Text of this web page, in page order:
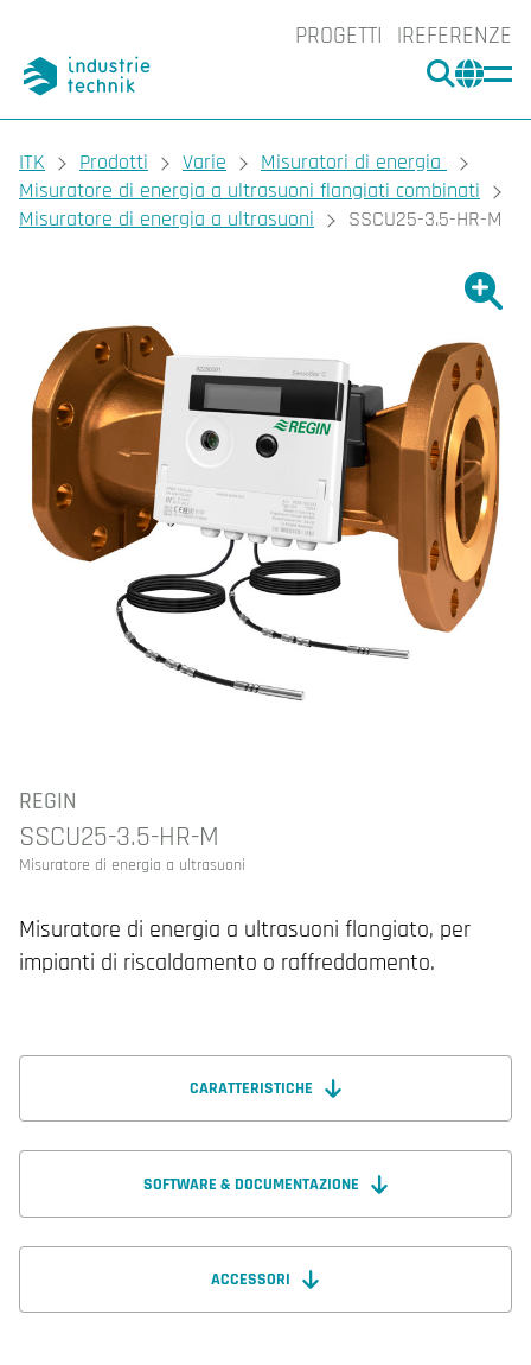
PROGETTI REFERENZE
CERCA
You are here:
ITK Prodotti Varie
Misuratori di energia
Misuratore di energia a ultrasuoni flangiati combinati
Misuratore di energia a ultrasuoni
SSCU25-3.5-HR-M
REGIN
SSCU25-3.5-HR-M
Misuratore di energia a ultrasuoni
Misuratore di energia a ultrasuoni flangiato, per
impianti di riscaldamento o raffreddamento.
CARATTERISTICHE
SOFTWARE & DOCUMENTAZIONE
ACCESSORI